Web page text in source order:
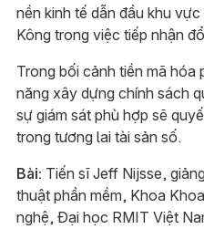
nền kinh tế dẫn đầu khu
Kông trong việc tiếp nhận
Trong bối cảnh tiền mã hóa
năng xây dựng chính sách
sự giám sát phù hợp sẽ
trong tương lai tài sản số.
Bài: Tiến sĩ Jeff Nijsse,
thuật phần mềm, Khoa
nghệ, Đại học RMIT Việt